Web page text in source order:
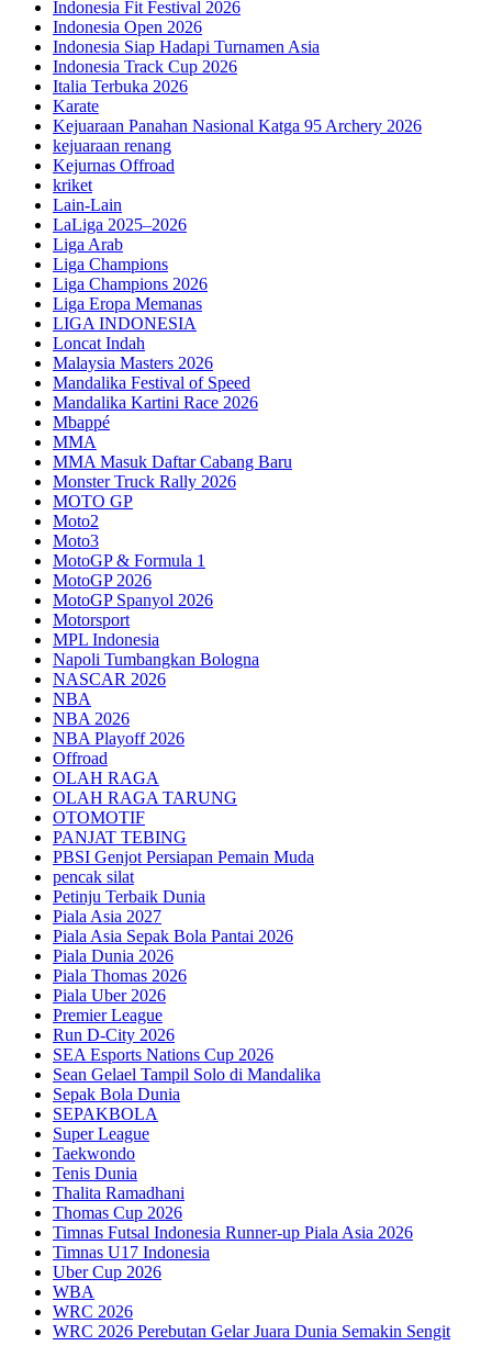
Indonesia Fit Festival 2026
Indonesia Open 2026
Indonesia Siap Hadapi Turnamen Asia
Indonesia Track Cup 2026
Italia Terbuka 2026
Karate
Kejuaraan Panahan Nasional Katga 95 Archery 2026
kejuaraan renang
Kejurnas Offroad
kriket
Lain-Lain
LaLiga 2025–2026
Liga Arab
Liga Champions
Liga Champions 2026
Liga Eropa Memanas
LIGA INDONESIA
Loncat Indah
Malaysia Masters 2026
Mandalika Festival of Speed
Mandalika Kartini Race 2026
Mbappé
MMA
MMA Masuk Daftar Cabang Baru
Monster Truck Rally 2026
MOTO GP
Moto2
Moto3
MotoGP & Formula 1
MotoGP 2026
MotoGP Spanyol 2026
Motorsport
MPL Indonesia
Napoli Tumbangkan Bologna
NASCAR 2026
NBA
NBA 2026
NBA Playoff 2026
Offroad
OLAH RAGA
OLAH RAGA TARUNG
OTOMOTIF
PANJAT TEBING
PBSI Genjot Persiapan Pemain Muda
pencak silat
Petinju Terbaik Dunia
Piala Asia 2027
Piala Asia Sepak Bola Pantai 2026
Piala Dunia 2026
Piala Thomas 2026
Piala Uber 2026
Premier League
Run D-City 2026
SEA Esports Nations Cup 2026
Sean Gelael Tampil Solo di Mandalika
Sepak Bola Dunia
SEPAKBOLA
Super League
Taekwondo
Tenis Dunia
Thalita Ramadhani
Thomas Cup 2026
Timnas Futsal Indonesia Runner-up Piala Asia 2026
Timnas U17 Indonesia
Uber Cup 2026
WBA
WRC 2026
WRC 2026 Perebutan Gelar Juara Dunia Semakin Sengit